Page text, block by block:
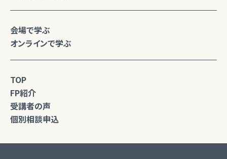
会場で学ぶ
オンラインで学ぶ
TOP
FP紹介
受講者の声
個別相談申込